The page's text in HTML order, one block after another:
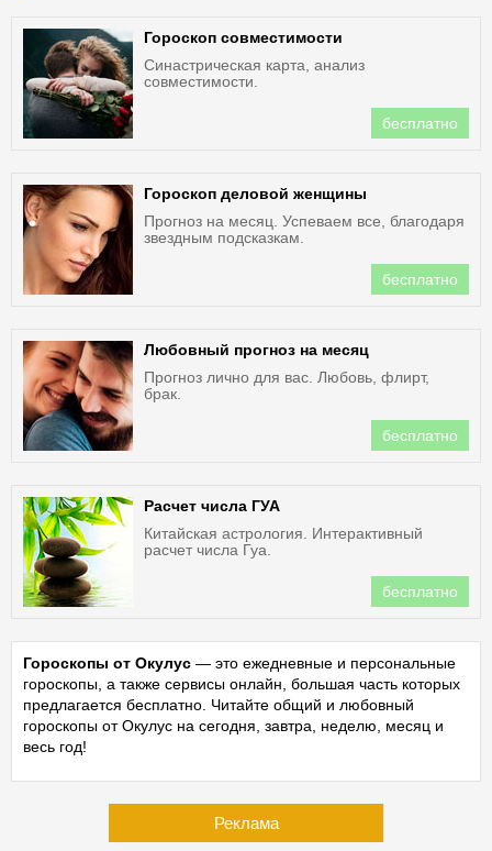
Гороскоп совместимости
Синастрическая карта, анализ
совместимости.
бесплатно
Гороскоп деловой женщины
Прогноз на месяц. Успеваем все, благодаря
звездным подсказкам.
бесплатно
Любовный прогноз на месяц
Прогноз лично для вас. Любовь, флирт,
брак.
бесплатно
Расчет числа ГУА
Китайская астрология. Интерактивный
расчет числа Гуа.
бесплатно
Гороскопы от Окулус — это ежедневные и персональные
гороскопы, а также сервисы онлайн, большая часть которых
предлагается бесплатно. Читайте общий и любовный
гороскопы от Окулус на сегодня, завтра, неделю, месяц и
весь год!
Реклама